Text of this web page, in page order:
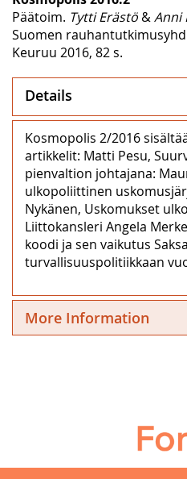
Päätoim. Tytti Erästö &Anni
Suomen
Keuruu 2016, 82 s.
Details
Kosmopolis 2/2016
artikkelit: Matti Pesu,
pienvaltion johtajana:
ulkopoliittinen
Nykänen, Uskomukset
Liittokansleri Angela
koodi ja sen vaikutus
turvallisuuspolitiikkaan
More Information